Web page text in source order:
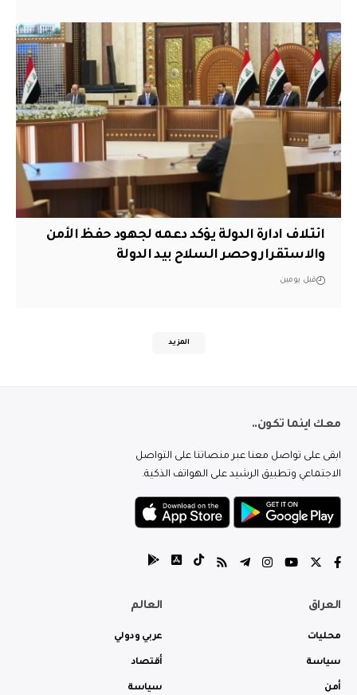
ائتلاف ادارة الدولة يؤكد دعمه لجهود حفظ الأمن
والاستقرار وحصر السلاح بيد الدولة
قبل يومين
المزيد
معك اينما تكون..
ابقى على تواصل معنا عبر منصاتنا على التواصل
الاجتماعي وتطبيق الرشيد على الهواتف الذكية.
العراق
محليات
سياسة
أمن
العالم
عربي ودولي
أقتصاد
سياسة